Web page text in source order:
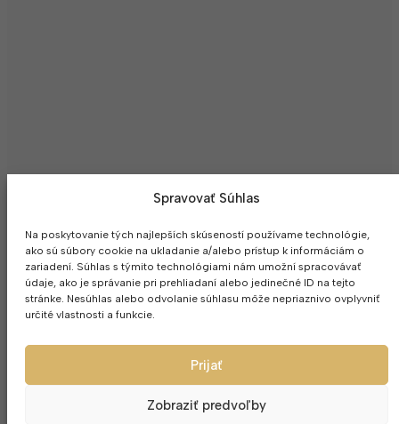
Spravovať Súhlas
Na poskytovanie tých najlepších skúseností používame technológie,
ako sú súbory cookie na ukladanie a/alebo prístup k informáciám o
zariadení. Súhlas s týmito technológiami nám umožní spracovávať
údaje, ako je správanie pri prehliadaní alebo jedinečné ID na tejto
stránke. Nesúhlas alebo odvolanie súhlasu môže nepriaznivo ovplyvniť
určité vlastnosti a funkcie.
Prijať
Zobraziť predvoľby
©